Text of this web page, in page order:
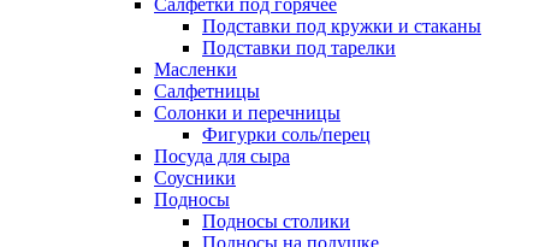
Салфетки под горячее
Подставки под кружки и стаканы
Подставки под тарелки
Масленки
Салфетницы
Солонки и перечницы
Фигурки соль/перец
Посуда для сыра
Соусники
Подносы
Подносы столики
Подносы на подушке